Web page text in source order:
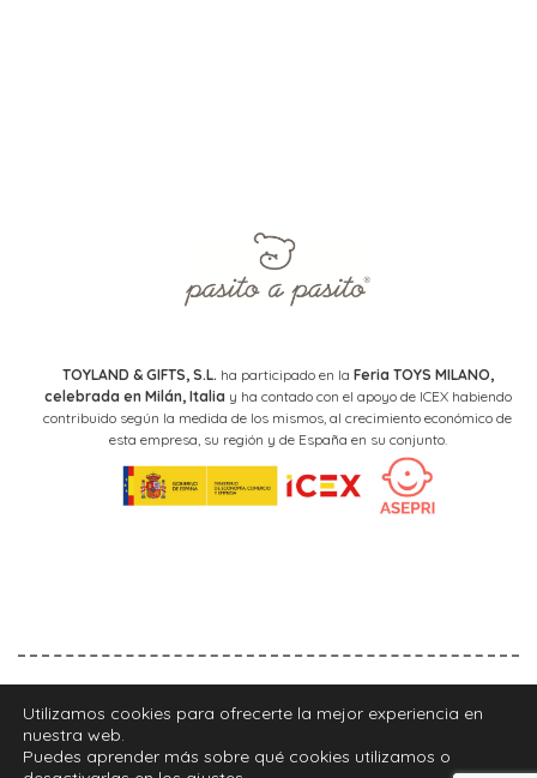
TOYLAND & GIFTS, S.L. ha participado en la Feria TOYS MILANO,
celebrada en Milán, Italiay ha contado con el apoyo de ICEX habiendo
contribuido según la medida de los mismos, al crecimiento económico de
esta empresa, su región y de España en su conjunto.
CONTACTO
Utilizamos cookies para ofrecerte la mejor experiencia en
nuestra web.
Puedes aprender más sobre qué cookies utilizamos o